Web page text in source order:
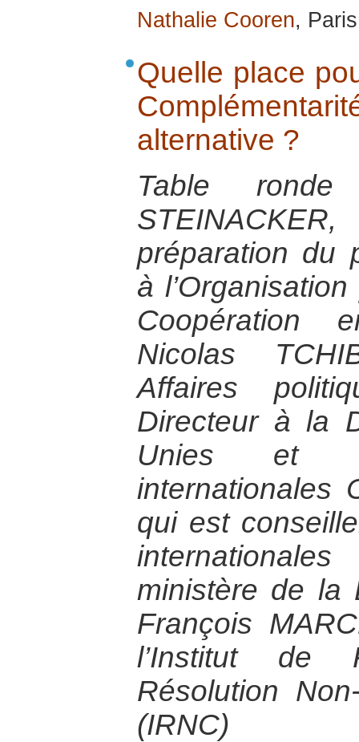
Nathalie Cooren,
Quelle place
alternative ?
Table
préparation du
à
Coopération
Nicolas
Affaires
Directeur à la
Unies et
internationales
qui est
ministère de la
François
l’Institut de
Résolution
(IRNC)